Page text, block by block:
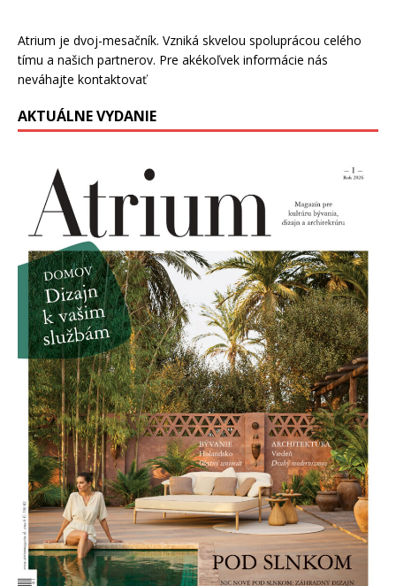
Atrium je dvoj-mesačník. Vzniká skvelou spoluprácou celého
tímu a našich partnerov. Pre akékoľvek informácie nás
neváhajte kontaktovať
AKTUÁLNE VYDANIE